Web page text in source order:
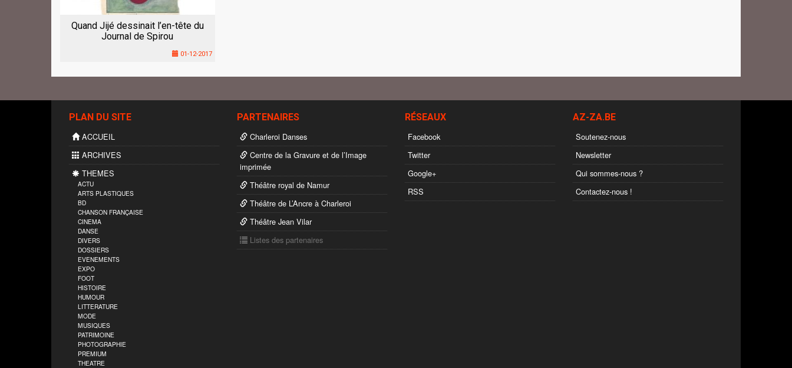
Quand Jijé dessinait l’en-tête du
Journal de Spirou
01-12-2017
PLAN DU SITE
ACCUEIL
ARCHIVES
THEMES
ACTU
ARTS PLASTIQUES
BD
CHANSON FRANÇAISE
CINEMA
DANSE
DIVERS
DOSSIERS
EVENEMENTS
EXPO
FOOT
HISTOIRE
HUMOUR
LITTERATURE
MODE
MUSIQUES
PATRIMOINE
PHOTOGRAPHIE
PREMIUM
THEATRE
PARTENAIRES
Charleroi Danses
Centre de la Gravure et de l’Image
imprimée
Théâtre royal de Namur
Théâtre de L’Ancre à Charleroi
Théâtre Jean Vilar
Listes des partenaires
RÉSEAUX
Facebook
Twitter
Google+
RSS
AZ-ZA.BE
Soutenez-nous
Newsletter
Qui sommes-nous ?
Contactez-nous !